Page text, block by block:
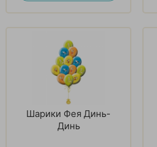
Шарики Фея Динь-
Динь